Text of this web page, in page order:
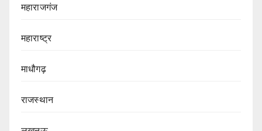
महाराजगंज
महाराष्ट्र
माधौगढ़
राजस्थान